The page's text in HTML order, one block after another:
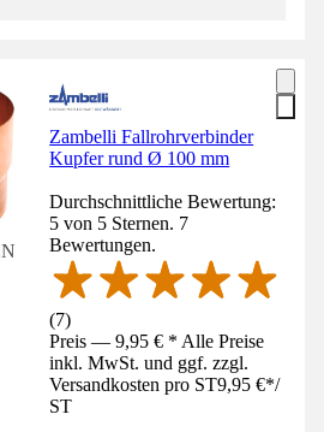
Zambelli Fallrohrverbinder
Kupfer rund Ø 100 mm
Durchschnittliche Bewertung:
5 von 5 Sternen. 7
Bewertungen.
(7)
Preis — 9,95 € * Alle Preise
inkl. MwSt. und ggf. zzgl.
Versandkosten pro ST9,95 €*/
ST